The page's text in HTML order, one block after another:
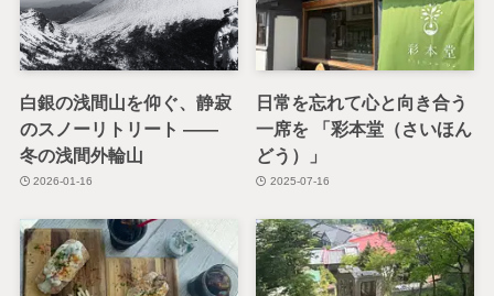
白銀の浅間山を仰ぐ、静寂
のスノーリトリート ——
冬の浅間外輪山
2026-01-16
日常を忘れて心と向き合う
一席を 「彩本堂（さいほん
どう）」
2025-07-16